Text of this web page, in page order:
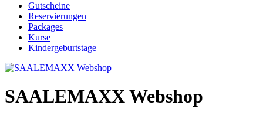
Gutscheine
Reservierungen
Packages
Kurse
Kindergeburtstage
SAALEMAXX Webshop